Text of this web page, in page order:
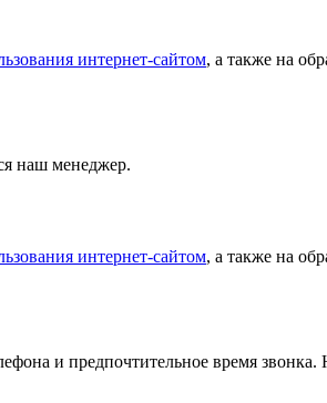
интернет-сайтом, а также на
наш менеджер.
интернет-сайтом, а также на
и предпочтительное время